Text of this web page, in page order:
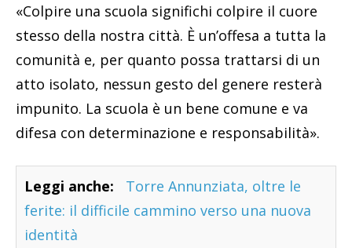
«Colpire una scuola significhi colpire il cuore
stesso della nostra città. È un’offesa a tutta la
comunità e, per quanto possa trattarsi di un
atto isolato, nessun gesto del genere resterà
impunito. La scuola è un bene comune e va
difesa con determinazione e responsabilità».
Leggi anche:
Torre Annunziata, oltre le
ferite: il difficile cammino verso una nuova
identità